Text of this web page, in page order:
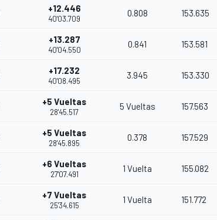
+12.446
40'03.709
0.808 153.635
+13.287
40'04.550
0.841 153.581
+17.232
40'08.495
3.945 153.330
+5 Vueltas
28'45.517
5 Vueltas 157.563
+5 Vueltas
28'45.895
0.378 157.529
+6 Vueltas
27'07.491
1 Vuelta 155.082
+7 Vueltas
25'34.615
1 Vuelta 151.772